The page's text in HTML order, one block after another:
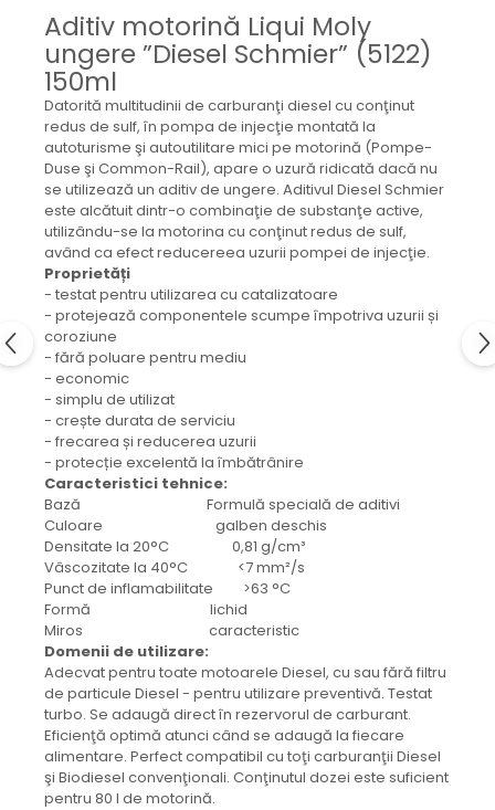
Mecanica
Electropompa si motoare
electrice
Burdufuri si cilindri hidraulici
Role, bucsi si bolturi
BEHRENS
Bolturi - role - bucse
Burdufe si cilindri
Mecanice
Electrice
Hidraulice
Motoare electrice si pompe
SÖRENSEN
Mecanice
Electrice
Hidraulice
Cilindri hidraulici si burdufe
protectie
Grup electropompa
Bolturi, role si bucsi
MAMMUT LIFT
Mecanice
Electrice
Hidraulice
Motor electric si pompa hidraulica
Cilindru hidraulic si protectie
burduf
ERHEL - HYDRIS
Aditiv motorină Liqui Moly
ungere ”Diesel Schmier” (5122)
150ml
Datorită multitudinii de carburanţi diesel cu conţinut
redus de sulf, în pompa de injecţie montată la
autoturisme şi autoutilitare mici pe motorină (Pompe-
Duse şi Common-Rail), apare o uzură ridicată dacă nu
se utilizează un aditiv de ungere. Aditivul Diesel Schmier
este alcătuit dintr-o combinaţie de substanţe active,
utilizându-se la motorina cu conţinut redus de sulf,
având ca efect reducereea uzurii pompei de injecţie.
Proprietăți
- testat pentru utilizarea cu catalizatoare
- protejează componentele scumpe împotriva uzurii și
coroziune
- fără poluare pentru mediu
- economic
- simplu de utilizat
- crește durata de serviciu
- frecarea și reducerea uzurii
- protecție excelentă la îmbătrânire
Caracteristici tehnice:
Bază Formulă specială de aditivi
Culoare galben deschis
Densitate la 20°C 0,81 g/cm³
Vâscozitate la 40°C <7 mm²/s
Punct de inflamabilitate >63 °C
Formă lichid
Miros caracteristic
Domenii de utilizare:
Adecvat pentru toate motoarele Diesel, cu sau fără filtru
de particule Diesel - pentru utilizare preventivă. Testat
turbo. Se adaugă direct în rezervorul de carburant.
Eficienţă optimă atunci când se adaugă la fiecare
alimentare. Perfect compatibil cu toţi carburanţii Diesel
şi Biodiesel convenţionali. Conţinutul dozei este suficient
pentru 80 l de motorină.